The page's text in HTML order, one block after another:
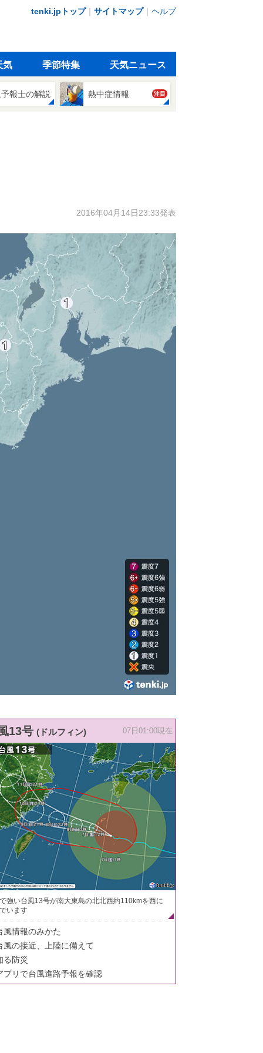
tenki.jpトップ｜ サイトマップ｜ ヘルプ
気 季節特集 天気ニュース
報士の解説 熱中症情報 注目
2016年04月14日23:33発表
13号 (ドルフィン) 07日01:00現在
強い台風13号が南大東島の北北西約110kmを西に
います
風情報のみかた
風の接近、上陸に備えて
る防災
プリで台風進路予報を確認